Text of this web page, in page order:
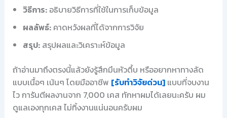
วิธีการ:อธิบายวิธีการที่ใช้ในการเก็บข้อมูล
ผลลัพธ์:คาดหวังผลที่ได้จากการวิจัย
สรุป:สรุปผลและวิเคราะห์ข้อมูล
ถ้าอ่านมาถึงตรงนี้แล้วยังรู้สึกมึนหัวตึ้บ หรืออยากหาทางลัด
แบบเนื้อๆ เน้นๆ โดยมืออาชีพ [รับทำวิจัยด่วน]แบบที่จบงาน
ไว การันตีผลงานจาก 7,000 เคส ทักหาผมได้เลยนะครับ ผม
ดูแลเองทุกเคส ไม่ทิ้งงานแน่นอนครับผม